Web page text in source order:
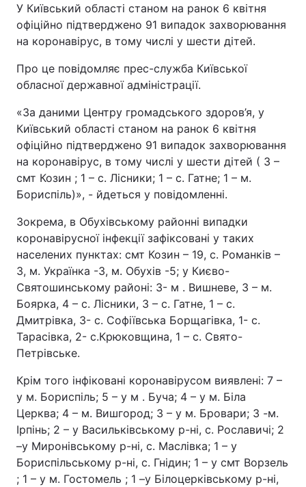
У Київський області станом на ранок 6 квітня
офіційно підтверджено 91 випадок захворювання
на коронавірус, в тому числі у шести дітей.
Про це повідомляє прес-служба Київської
обласної державної адміністрації.
«За даними Центру громадського здоров’я, у
Київський області станом на ранок 6 квітня
офіційно підтверджено 91 випадок захворювання
на коронавірус, в тому числі у шести дітей ( 3 –
смт Козин ; 1 – с. Лісники; 1 – с. Гатне; 1 – м.
Бориспіль)», - йдеться у повідомленні.
Зокрема, в Обухівському районні випадки
коронавірусної інфекції зафіксовані у таких
населених пунктах: смт Козин – 19, с. Романків –
3, м. Українка -3, м. Обухів -5; у Києво-
Святошинському районі: 3- м . Вишневе, 3 – м.
Боярка, 4 – с. Лісники, 3 – с. Гатне, 1 – с.
Дмитрівка, 3- с. Софіївська Борщагівка, 1- с.
Тарасівка, 2- с.Крюковщина, 1 – с. Свято-
Петрівське.
Крім того інфіковані коронавірусом виявлені: 7 –
у м. Бориспіль; 5 – у м . Буча; 4 – у м. Біла
Церква; 4 – м. Вишгород; 3 – у м. Бровари; 3 -м.
Ірпінь; 2 – у Васильківському р-ні, с. Рославичі; 2
–у Миронівському р-ні, с. Маслівка; 1 – у
Бориспільському р-ні, с. Гнідин; 1 – у смт Ворзель
; 1 – у м. Гостомель ; 1 –у Білоцерківському р-ні,